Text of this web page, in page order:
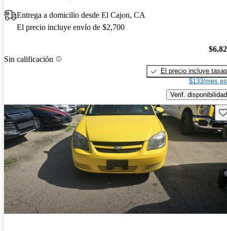
Entrega a domicilio desde El Cajon, CA
El precio incluye envío de $2,700
Sin calificación
El precio incluye tasas
$133/mes
Verif. disponibilidad